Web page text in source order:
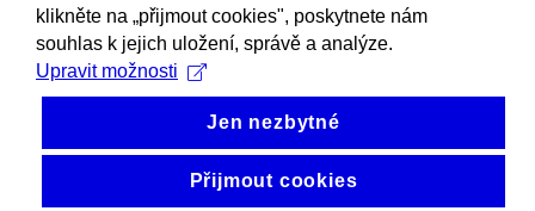
klikněte na „přijmout cookies", poskytnete nám
souhlas k jejich uložení, správě a analýze.
Upravit možnosti
Jen nezbytné
Přijmout cookies